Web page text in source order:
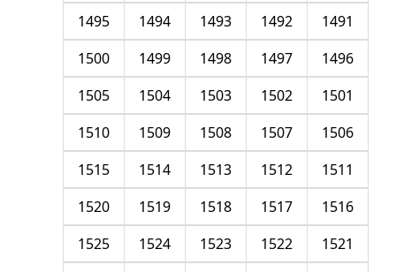
1491
1492
1493
1494
1495
1496
1497
1498
1499
1500
1501
1502
1503
1504
1505
1506
1507
1508
1509
1510
1511
1512
1513
1514
1515
1516
1517
1518
1519
1520
1521
1522
1523
1524
1525